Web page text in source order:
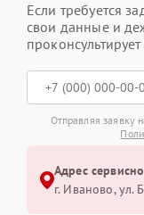
Если требуется
свои данные и
Отправляя заявку
Адрес
г. Иваново, ул.